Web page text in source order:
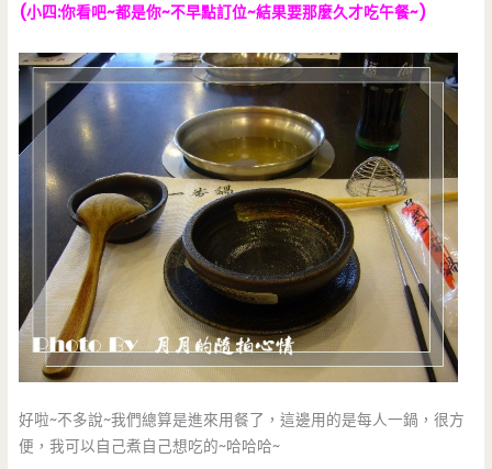
(小四:你看吧~都是你~不早點訂位~結果要那麼久才吃午餐~)
好啦~不多說~我們總算是進來用餐了，這邊用的是每人一鍋，很方
便，我可以自己煮自己想吃的~哈哈哈~